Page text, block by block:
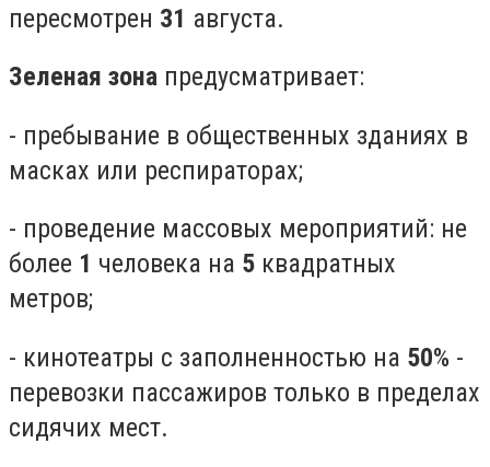
пересмотрен 31 августа.
Зеленая зона предусматривает:
- пребывание в общественных зданиях в
масках или респираторах;
- проведение массовых мероприятий: не
более 1 человека на 5 квадратных
метров;
- кинотеатры с заполненностью на 50% -
перевозки пассажиров только в пределах
сидячих мест.